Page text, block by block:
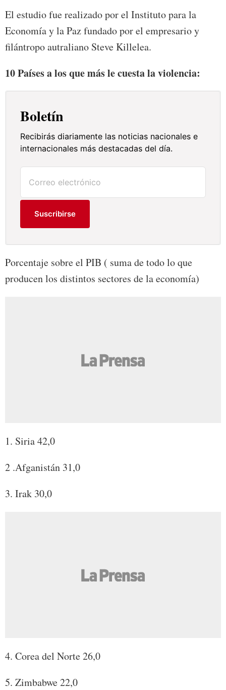
El estudio fue realizado por el Instituto para la
Economía y la Paz fundado por el empresario y
filántropo autraliano Steve Killelea.
10 Países a los que más le cuesta la violencia:
Boletín
Recibirás diariamente las noticias nacionales e
internacionales más destacadas del día.
Suscribirse
Porcentaje sobre el PIB ( suma de todo lo que
producen los distintos sectores de la economía)
1. Siria 42,0
2 .Afganistán 31,0
3. Irak 30,0
4. Corea del Norte 26,0
5. Zimbabwe 22,0